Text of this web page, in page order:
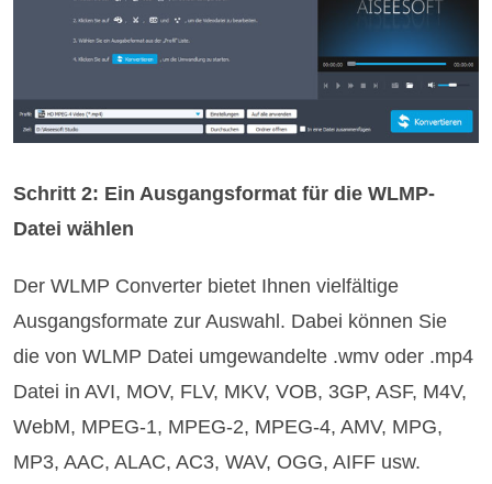
Schritt 2: Ein Ausgangsformat für die WLMP-
Datei wählen
Der WLMP Converter bietet Ihnen vielfältige
Ausgangsformate zur Auswahl. Dabei können Sie
die von WLMP Datei umgewandelte .wmv oder .mp4
Datei in AVI, MOV, FLV, MKV, VOB, 3GP, ASF, M4V,
WebM, MPEG-1, MPEG-2, MPEG-4, AMV, MPG,
MP3, AAC, ALAC, AC3, WAV, OGG, AIFF usw.